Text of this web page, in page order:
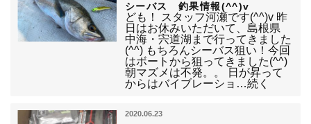
シーバス 釣果情報(^^)v
ども！ スタッフ河瀬です(^^)v 昨
日はお休みいただいて、島根県
中海・宍道湖まで行ってきました
(^^) もちろんシーバス狙い！今回
はボートから狙ってきました(^^)
朝マズメは不発。。 日が昇って
からはバイブレーショ…続く
2020.06.23